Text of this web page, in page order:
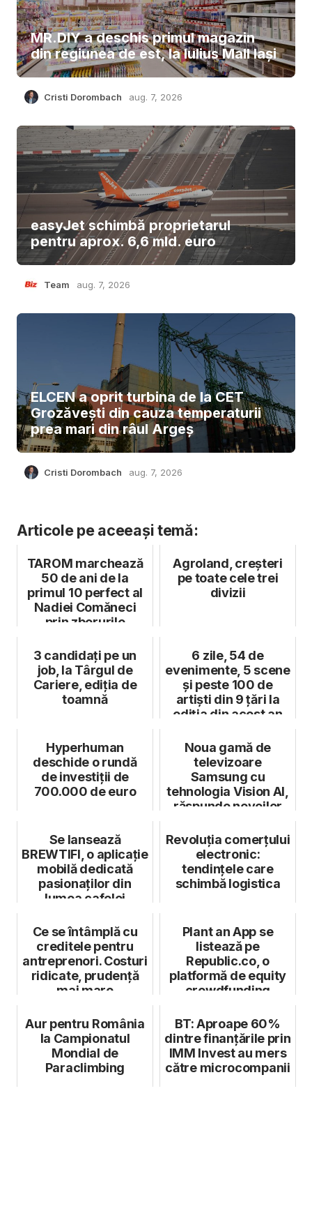
MR.DIY a deschis primul magazin
din regiunea de est, la Iulius Mall Iași
Cristi Dorombach aug. 7, 2026
easyJet schimbă proprietarul
pentru aprox. 6,6 mld. euro
Team aug. 7, 2026
ELCEN a oprit turbina de la CET
Grozăvești din cauza temperaturii
prea mari din râul Argeș
Cristi Dorombach aug. 7, 2026
Articole pe aceeași temă:
TAROM marchează
50 de ani de la
primul 10 perfect al
Nadiei Comăneci
prin zborurile
Agroland, creșteri
pe toate cele trei
divizii
3 candidați pe un
job, la Târgul de
Cariere, ediția de
toamnă
6 zile, 54 de
evenimente, 5 scene
și peste 100 de
artiști din 9 țări la
ediția din acest an
Hyperhuman
deschide o rundă
de investiții de
700.000 de euro
Noua gamă de
televizoare
Samsung cu
tehnologia Vision AI,
răspunde nevoilor
Se lansează
BREWTIFI, o aplicație
mobilă dedicată
pasionaților din
lumea cafelei
Revoluția comerțului
electronic:
tendințele care
schimbă logistica
Ce se întâmplă cu
creditele pentru
antreprenori. Costuri
ridicate, prudență
mai mare
Plant an App se
listează pe
Republic.co, o
platformă de equity
crowdfunding
Aur pentru România
la Campionatul
Mondial de
Paraclimbing
BT: Aproape 60%
dintre finanţările prin
IMM Invest au mers
către microcompanii